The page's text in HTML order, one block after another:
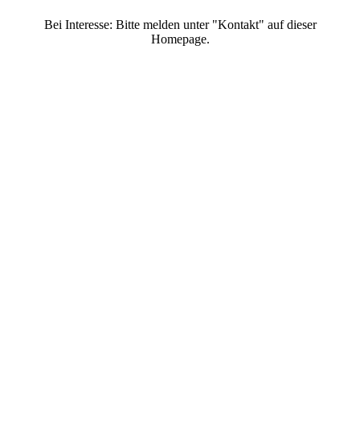
Bei Interesse: Bitte melden unter "Kontakt" auf dieser
Homepage.